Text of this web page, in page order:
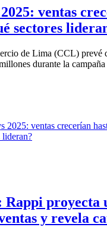
ventas
sectores
de Lima (CCL) prevé
durante la
Rappi proyecta
y revela